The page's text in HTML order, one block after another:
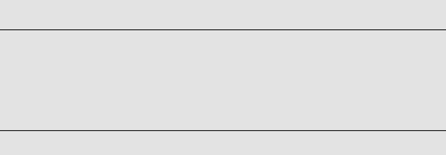
precio de $1,590 MXN por persona, existen algunas
limpieza y servicio.